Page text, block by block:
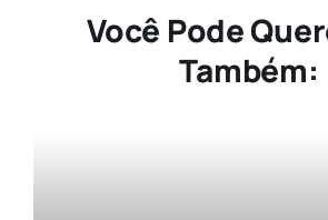
Você Pode
Também: